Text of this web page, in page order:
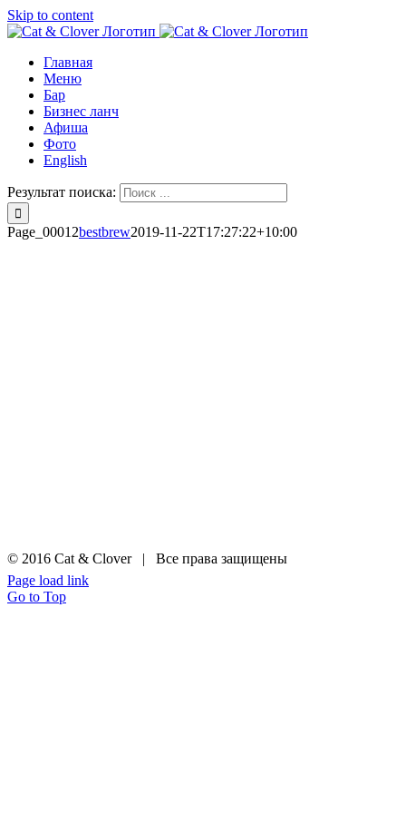
Skip to content
Главная
Меню
Бар
Бизнес ланч
Афиша
Фото
English
Результат поиска:
Page_00012bestbrew2019-11-22T17:27:22+10:00
© 2016 Cat & Clover | Все права защищены
Page load link
Go to Top